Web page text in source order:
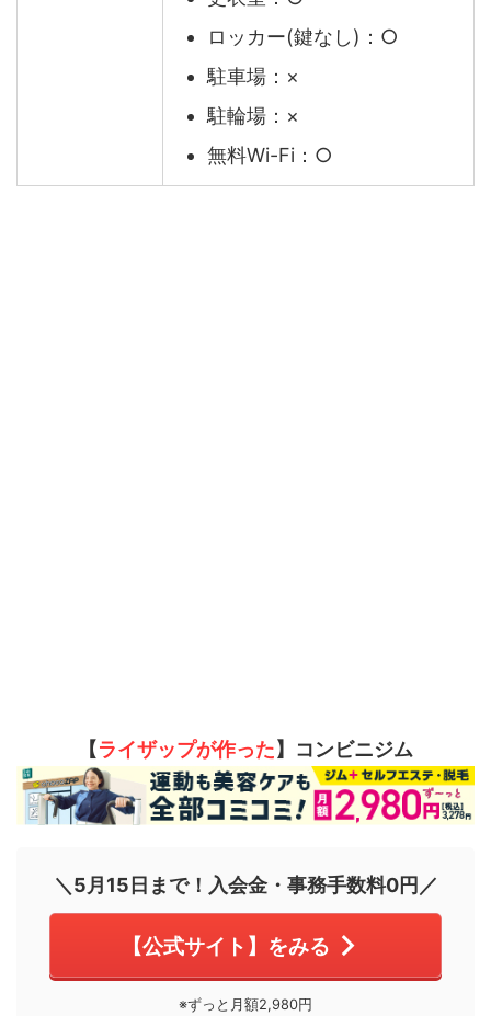
ロッカー(鍵なし)：○
駐車場：×
駐輪場：×
無料Wi-Fi：○
【ライザップが作った】コンビニジム
＼5月15日まで！入会金・事務手数料0円／
【公式サイト】をみる
※ずっと月額2,980円